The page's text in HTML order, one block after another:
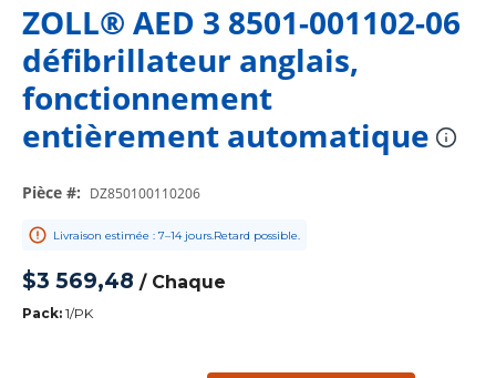
ZOLL® AED 3 8501-001102-06
défibrillateur anglais,
fonctionnement
entièrement automatique
Pièce #: DZ850100110206
Livraison estimée : 7–14 jours.Retard possible.
$3 569,48 / Chaque
Pack: 1/PK